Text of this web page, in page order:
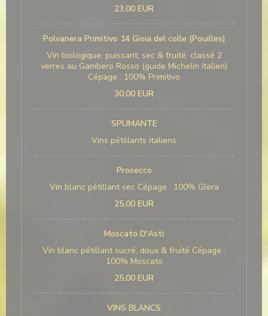
23,00 EUR
Polvanera Primitivo 14 Gioia del colle (Pouilles)
Vin biologique, puissant, sec & fruité. classé 2
verres au Gambero Rosso (guide Michelin italien)
Cépage : 100% Primitivo
30,00 EUR
SPUMANTE
Vins pétillants italiens
Prosecco
Vin blanc pétillant sec Cépage : 100% Glera
25,00 EUR
Moscato D'Asti
Vin blanc pétillant sucré, doux & fruité Cépage :
100% Moscato
25,00 EUR
VINS BLANCS